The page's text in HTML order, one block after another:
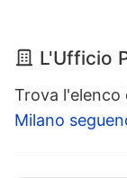
L'Ufficio
Trova
Milano